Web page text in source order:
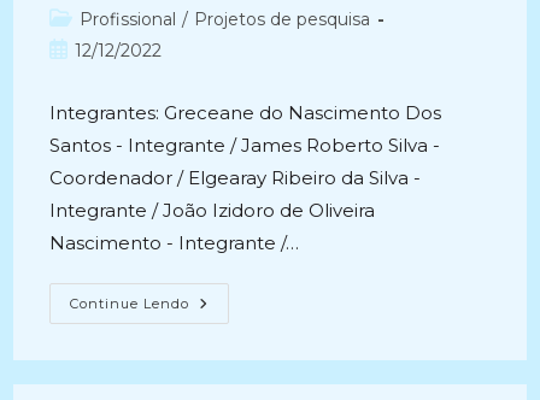
do
post:
Categoria
do
Profissional / Projetos de pesquisa
Post12/12/2022
Integrantes: Greceane do Nascimento Dos
Santos - Integrante / James Roberto Silva -
Coordenador / Elgearay Ribeiro da Silva -
Integrante / João Izidoro de Oliveira
Nascimento - Integrante /…
Continue Lendo DOCUMENTOS
HISTÓRICOS
Diagnóstico